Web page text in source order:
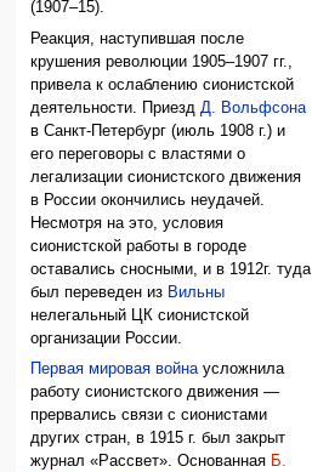
(1907–15).
Реакция, наступившая после
крушения революции 1905–1907 гг.,
привела к ослаблению сионистской
деятельности. Приезд Д. Вольфсона
в Санкт-Петербург (июль 1908 г.) и
его переговоры с властями о
легализации сионистского движения
в России окончились неудачей.
Несмотря на это, условия
сионистской работы в городе
оставались сносными, и в 1912г. туда
был переведен из Вильны
нелегальный ЦК сионистской
организации России.
Первая мировая войнаусложнила
работу сионистского движения —
прервались связи с сионистами
других стран, в 1915 г. был закрыт
журнал «Рассвет». Основанная Б.